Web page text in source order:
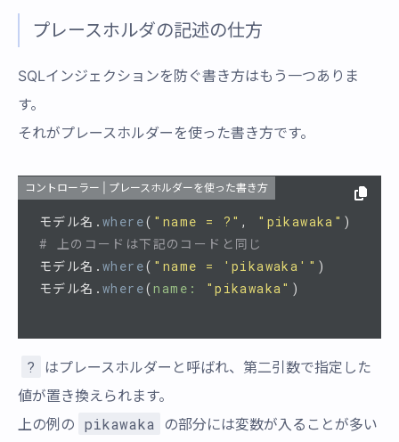
プレースホルダの記述の仕方
SQLインジェクションを防ぐ書き方はもう一つありま
す。
それがプレースホルダーを使った書き方です。
コントローラー | プレースホルダーを使った書き方
モデル名 .where( "name = ?" , "pikawaka" )
# 上のコードは下記のコードと同じ
モデル名 .where( "name = 'pikawaka'" )
モデル名 .where(name: "pikawaka" )
?
はプレースホルダーと呼ばれ、第二引数で指定した
値が置き換えられます。
上の例の pikawaka
の部分には変数が入ることが多い